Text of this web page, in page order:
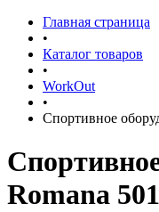
Главная страница
•
Каталог товаров
•
WorkOut
•
Спортивное
Romana